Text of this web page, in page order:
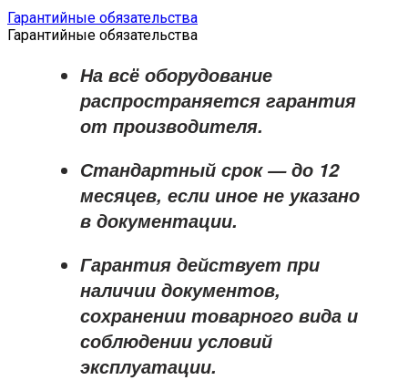
Гарантийные обязательства
Гарантийные обязательства
На всё оборудование
распространяется гарантия
от производителя.
Стандартный срок — до 12
месяцев, если иное не указано
в документации.
Гарантия действует при
наличии документов,
сохранении товарного вида и
соблюдении условий
эксплуатации.